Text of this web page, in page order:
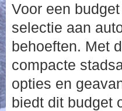
Voor een
selectie aan
behoeften. Met
compacte
opties en
biedt dit budget